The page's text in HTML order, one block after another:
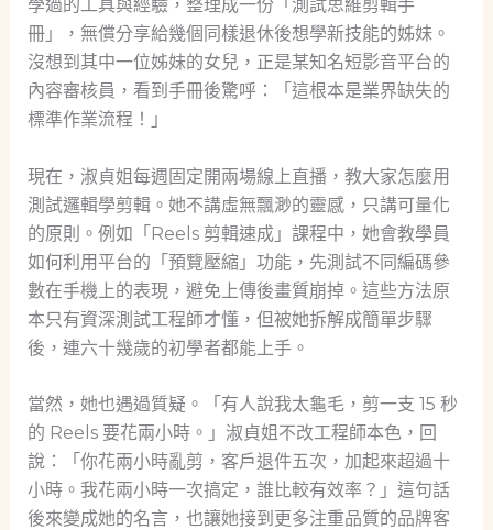
學過的工具與經驗，整理成一份「測試思維剪輯手
冊」，無償分享給幾個同樣退休後想學新技能的姊妹。
沒想到其中一位姊妹的女兒，正是某知名短影音平台的
內容審核員，看到手冊後驚呼：「這根本是業界缺失的
標準作業流程！」
現在，淑貞姐每週固定開兩場線上直播，教大家怎麼用
測試邏輯學剪輯。她不講虛無飄渺的靈感，只講可量化
的原則。例如「Reels 剪輯速成」課程中，她會教學員
如何利用平台的「預覽壓縮」功能，先測試不同編碼參
數在手機上的表現，避免上傳後畫質崩掉。這些方法原
本只有資深測試工程師才懂，但被她拆解成簡單步驟
後，連六十幾歲的初學者都能上手。
當然，她也遇過質疑。「有人說我太龜毛，剪一支 15 秒
的 Reels 要花兩小時。」淑貞姐不改工程師本色，回
說：「你花兩小時亂剪，客戶退件五次，加起來超過十
小時。我花兩小時一次搞定，誰比較有效率？」這句話
後來變成她的名言，也讓她接到更多注重品質的品牌客